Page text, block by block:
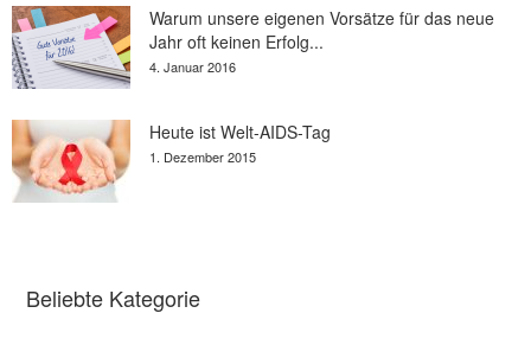
Warum unsere eigenen Vorsätze für das neue
Jahr oft keinen Erfolg...
4. Januar 2016
Heute ist Welt-AIDS-Tag
1. Dezember 2015
Beliebte Kategorie